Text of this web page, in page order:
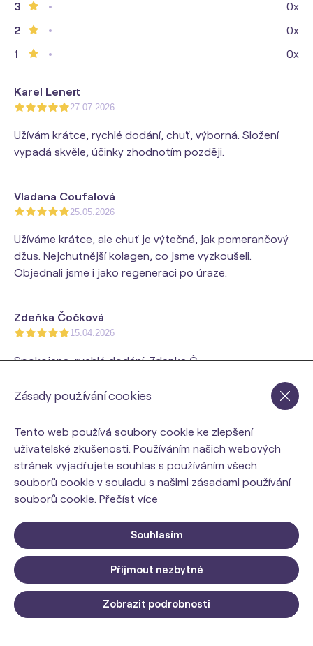
3
0x
2
0x
1
0x
Karel Lenert
27.07.2026
Užívám krátce, rychlé dodání, chu´´ť, výborná. Složení
vypadá skvěle, účinky zhodnotím později.
Vladana Coufalová
25.05.2026
Užíváme krátce, ale chuť je výtečná, jak pomerančový
džus. Nejchutnější kolagen, co jsme vyzkoušeli.
Objednali jsme i jako regeneraci po úraze.
Zdeňka Čočková
15.04.2026
Spokojena, rychlé dodání. Zdenka Č.
Renata Hubená
Dobrý den, mám atrózu v pokročilém stádiu a váš
produkt mi pomáhá, takže já sem spokojená. Hezký
den, Hubená Renata
Ivana Sluková
Produkt Orin body elastic jsem si nyní objednala po
druhé, protože mě pomáhá na klouby a hlavně kolena!
3x ORIN ELASTIC kloubní
výživa s kolagenem
Do košíka
Zásady používání cookies
Tento web používá soubory cookie ke zlepšení
uživatelské zkušenosti. Používáním našich webových
stránek vyjadřujete souhlas s používáním všech
souborů cookie v souladu s našimi zásadami používání
souborů cookie. Přečíst více
Souhlasím
Přijmout nezbytné
Zobrazit podrobnosti